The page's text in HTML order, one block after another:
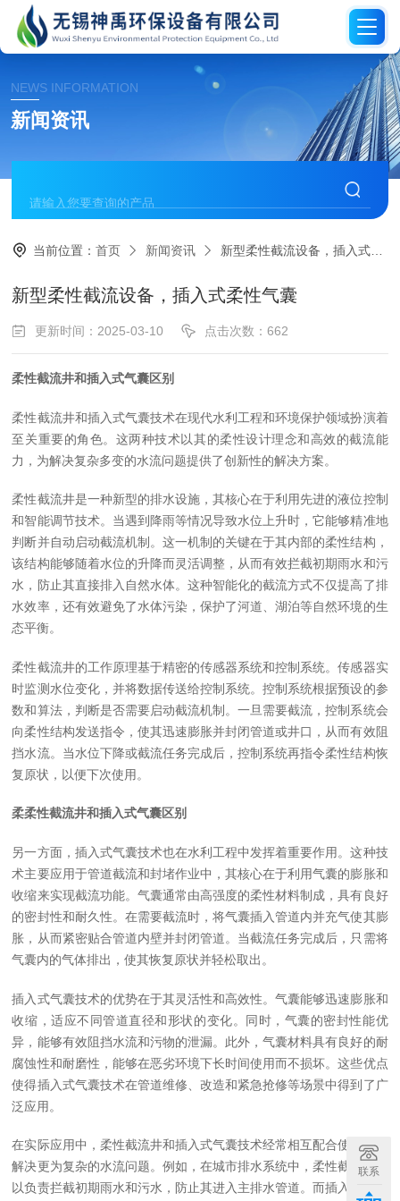
NEWS INFORMATION
新闻资讯
当前位置：首页 新闻资讯 新型柔性截流设备，插入式柔性气囊
新型柔性截流设备，插入式柔性气囊
更新时间：2025-03-10 点击次数：662
柔性截流井和插入式气囊区别
柔性截流井和插入式气囊技术在现代水利工程和环境保护领域扮演着
至关重要的角色。这两种技术以其的柔性设计理念和高效的截流能
力，为解决复杂多变的水流问题提供了创新性的解决方案。
柔性截流井是一种新型的排水设施，其核心在于利用先进的液位控制
和智能调节技术。当遇到降雨等情况导致水位上升时，它能够精准地
判断并自动启动截流机制。这一机制的关键在于其内部的柔性结构，
该结构能够随着水位的升降而灵活调整，从而有效拦截初期雨水和污
水，防止其直接排入自然水体。这种智能化的截流方式不仅提高了排
水效率，还有效避免了水体污染，保护了河道、湖泊等自然环境的生
态平衡。
柔性截流井的工作原理基于精密的传感器系统和控制系统。传感器实
时监测水位变化，并将数据传送给控制系统。控制系统根据预设的参
数和算法，判断是否需要启动截流机制。一旦需要截流，控制系统会
向柔性结构发送指令，使其迅速膨胀并封闭管道或井口，从而有效阻
挡水流。当水位下降或截流任务完成后，控制系统再指令柔性结构恢
复原状，以便下次使用。
柔柔性截流井和插入式气囊区别
另一方面，插入式气囊技术也在水利工程中发挥着重要作用。这种技
术主要应用于管道截流和封堵作业中，其核心在于利用气囊的膨胀和
收缩来实现截流功能。气囊通常由高强度的柔性材料制成，具有良好
的密封性和耐久性。在需要截流时，将气囊插入管道内并充气使其膨
胀，从而紧密贴合管道内壁并封闭管道。当截流任务完成后，只需将
气囊内的气体排出，使其恢复原状并轻松取出。
插入式气囊技术的优势在于其灵活性和高效性。气囊能够迅速膨胀和
收缩，适应不同管道直径和形状的变化。同时，气囊的密封性能优
异，能够有效阻挡水流和污物的泄漏。此外，气囊材料具有良好的耐
腐蚀性和耐磨性，能够在恶劣环境下长时间使用而不损坏。这些优点
使得插入式气囊技术在管道维修、改造和紧急抢修等场景中得到了广
泛应用。
在实际应用中，柔性截流井和插入式气囊技术经常相互配合使用，以
解决更为复杂的水流问题。例如，在城市排水系统中，柔性截流井可
以负责拦截初期雨水和污水，防止其进入主排水管道。而插入式气囊
联系